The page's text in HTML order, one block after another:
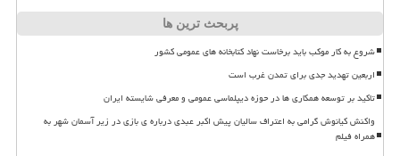
پربحث ترین ها
شروع به کار موکب باید برخاست نهاد کتابخانه های عمومی کشور
اربعین تهدید جدی برای تمدن غرب است
تاکید بر توسعه همکاری ها در حوزه دیپلماسی عمومی و معرفی شایسته ایران
واکنش کیانوش گرامی به اعتراف سالیان پیش اکبر عبدی درباره ی بازی در زیر آسمان شهر به
همراه فیلم